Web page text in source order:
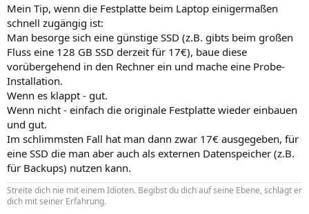
Mein Tip, wenn die Festplatte beim Laptop einigermaßen
schnell zugängig ist:
Man besorge sich eine günstige SSD (z.B. gibts beim großen
Fluss eine 128 GB SSD derzeit für 17€), baue diese
vorübergehend in den Rechner ein und mache eine Probe-
Installation.
Wenn es klappt - gut.
Wenn nicht - einfach die originale Festplatte wieder einbauen
und gut.
Im schlimmsten Fall hat man dann zwar 17€ ausgegeben, für
eine SSD die man aber auch als externen Datenspeicher (z.B.
für Backups) nutzen kann.
Streite dich nie mit einem Idioten. Begibst du dich auf seine Ebene, schlägt er
dich mit seiner Erfahrung.